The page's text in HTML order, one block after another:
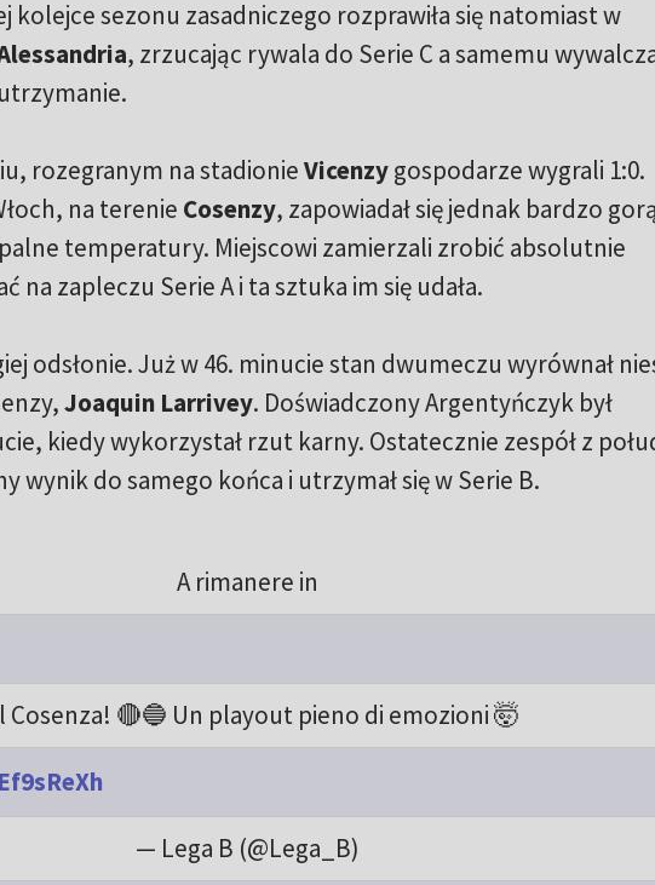
kolejce sezonu zasadniczego rozprawiła się natomiast w
, zrzucając rywala do Serie C a samemu
rozegranym na stadionieVicenzygospodarze wygrali 1:0.
na terenie Cosenzy, zapowiadał się jednak bardzo
temperatury. Miejscowi zamierzali zrobić absolutnie
na zapleczu Serie A i ta sztuka im się udała.
odsłonie. Już w 46. minucie stan dwumeczu wyrównał
Joaquin Larrivey. Doświadczony Argentyńczyk był
kiedy wykorzystał rzut karny. Ostatecznie zespół z
wynik do samego końca i utrzymał się w Serie B.
A rimanere in
Cosenza! 🔴🔵 Un playout pieno di emozioni 🤯
— Lega B (@Lega_B)